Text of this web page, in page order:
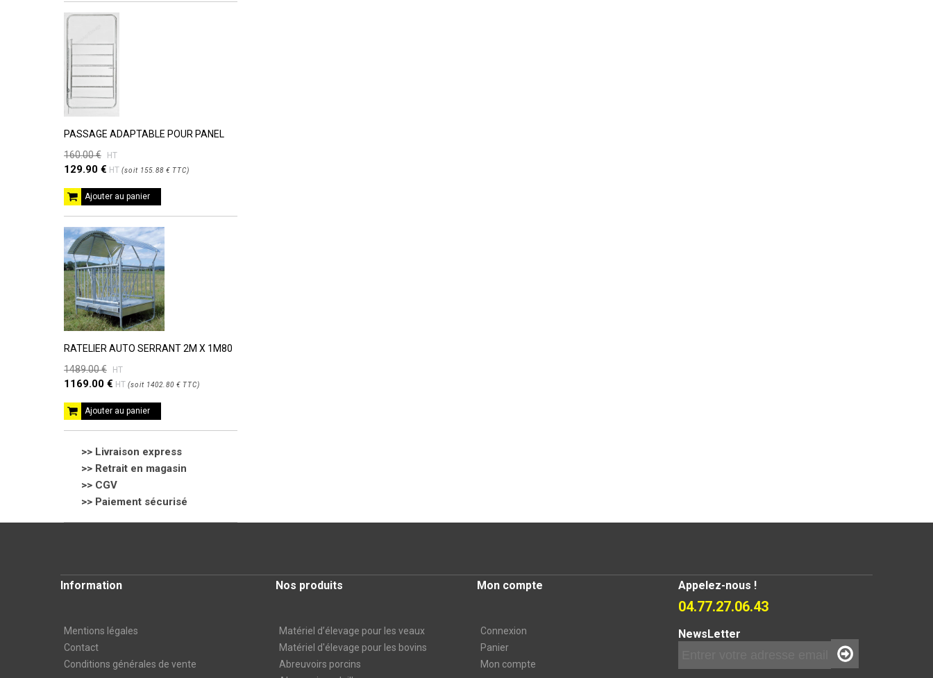
PASSAGE ADAPTABLE POUR PANEL
160.00 €
HT
129.90 € HT (soit 155.88 € TTC)
Ajouter au panier
RATELIER AUTO SERRANT 2M X 1M80
1489.00 €
HT
1169.00 € HT (soit 1402.80 € TTC)
Ajouter au panier
>> Livraison express
>> Retrait en magasin
>> CGV
>> Paiement sécurisé
Information
Mentions légales
Contact
Conditions générales de vente
Nos produits
Matériel d’élevage pour les veaux
Matériel d'élevage pour les bovins
Abreuvoirs porcins
Mon compte
Connexion
Panier
Mon compte
Appelez-nous !
04.77.27.06.43
NewsLetter